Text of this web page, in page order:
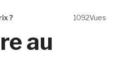
1092Vues
?
au